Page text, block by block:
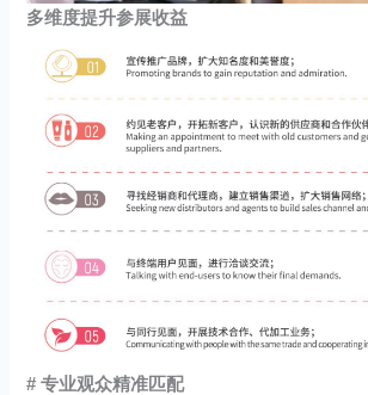
多维度提升参展收益
# 专业观众精准匹配